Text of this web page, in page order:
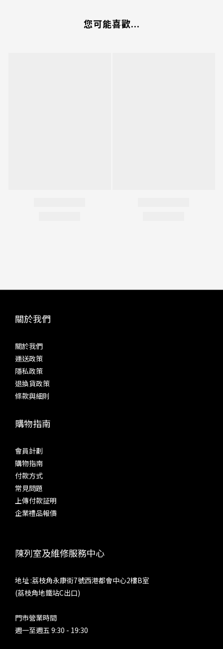
您可能喜歡...
關於我們
關於我們
運送政策
隱私政策
退換貨政策
條款與細則
購物指南
會員計劃
購物指南
付款方式
常見問題
上傳付款証明
企業禮品報價
陳列室及維修服務中心
地址 :荔枝角永康街7號西港都會中心2樓B室
(荔枝角地鐵站C出口)
門市營業時間
週一至週五 9:30 - 19:30